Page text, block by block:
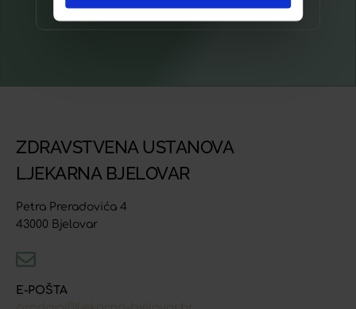
Prijava ⟶
ZDRAVSTVENA USTANOVA
LJEKARNA BJELOVAR
Petra Preradovića 4
43000 Bjelovar
E-POŠTA